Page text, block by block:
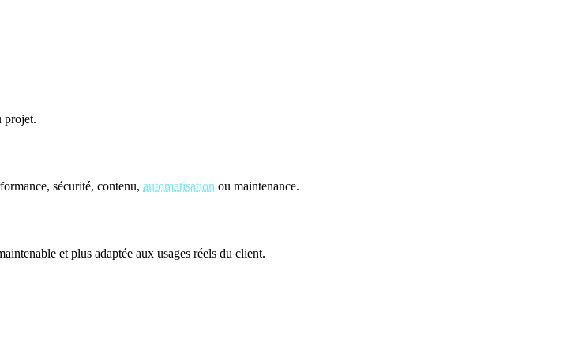
projet.
sécurité, contenu, automatisation ou maintenance.
et plus adaptée aux usages réels du client.